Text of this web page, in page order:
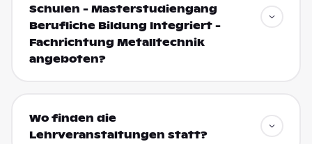
Schulen - Masterstudiengang
Berufliche Bildung Integriert -
Fachrichtung Metalltechnik
angeboten?
Wo finden die
Lehrveranstaltungen statt?